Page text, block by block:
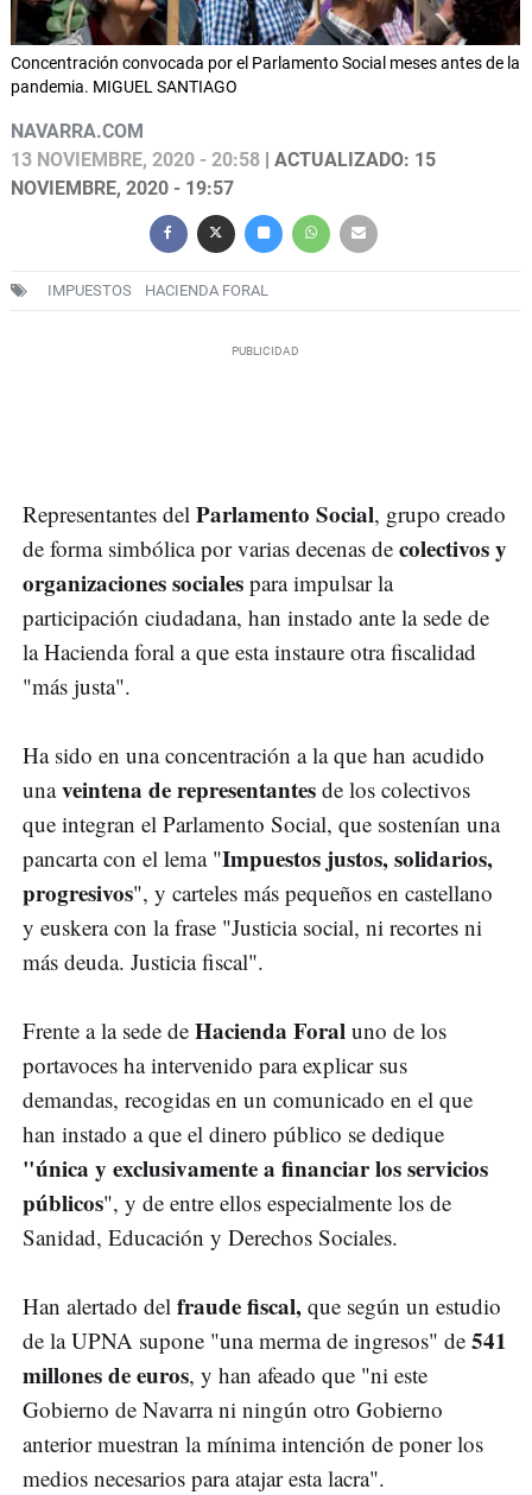
Concentración convocada por el Parlamento Social meses antes de la
pandemia. MIGUEL SANTIAGO
NAVARRA.COM
13 NOVIEMBRE, 2020 - 20:58 | ACTUALIZADO: 15
NOVIEMBRE, 2020 - 19:57
IMPUESTOS HACIENDA FORAL
Representantes del Parlamento Social, grupo creado
de forma simbólica por varias decenas de colectivos y
organizaciones sociales para impulsar la
participación ciudadana, han instado ante la sede de
la Hacienda foral a que esta instaure otra fiscalidad
"más justa".
Ha sido en una concentración a la que han acudido
unaveintena de representantes de los colectivos
que integran el Parlamento Social, que sostenían una
pancarta con el lema "Impuestos justos, solidarios,
progresivos", y carteles más pequeños en castellano
y euskera con la frase "Justicia social, ni recortes ni
más deuda. Justicia fiscal".
Frente a la sede de Hacienda Foral uno de los
portavoces ha intervenido para explicar sus
demandas, recogidas en un comunicado en el que
han instado a que el dinero público se dedique
"única y exclusivamente a financiar los servicios
públicos", y de entre ellos especialmente los de
Sanidad, Educación y Derechos Sociales.
Han alertado del fraude fiscal, que según un estudio
de la UPNA supone "una merma de ingresos" de 541
millones de euros, y han afeado que "ni este
Gobierno de Navarra ni ningún otro Gobierno
anterior muestran la mínima intención de poner los
medios necesarios para atajar esta lacra".